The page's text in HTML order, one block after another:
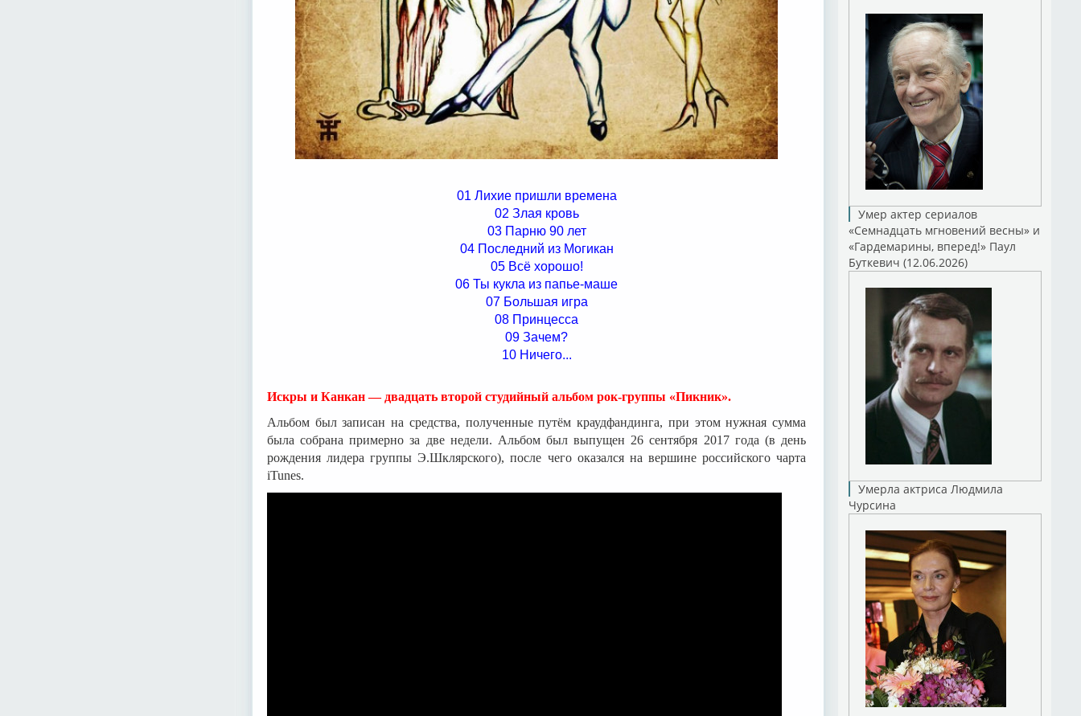
01 Лихие пришли времена
02 Злая кровь
03 Парню 90 лет
04 Последний из Могикан
05 Всё хорошо!
06 Ты кукла из папье-маше
07 Большая игра
08 Принцесса
09 Зачем?
10 Ничего...
Искры и Канкан — двадцать второй студийный альбом рок-группы «Пикник».
Альбом был записан на средства, полученные путём краудфандинга, при этом нужная сумма
была собрана примерно за две недели. Альбом был выпущен 26 сентября 2017 года (в день
рождения лидера группы Э.Шклярского), после чего оказался на вершине российского чарта
iTunes.
Умер актер сериалов
«Семнадцать мгновений весны» и
«Гардемарины, вперед!» Паул
Буткевич (12.06.2026)
Умерла актриса Людмила
Чурсина